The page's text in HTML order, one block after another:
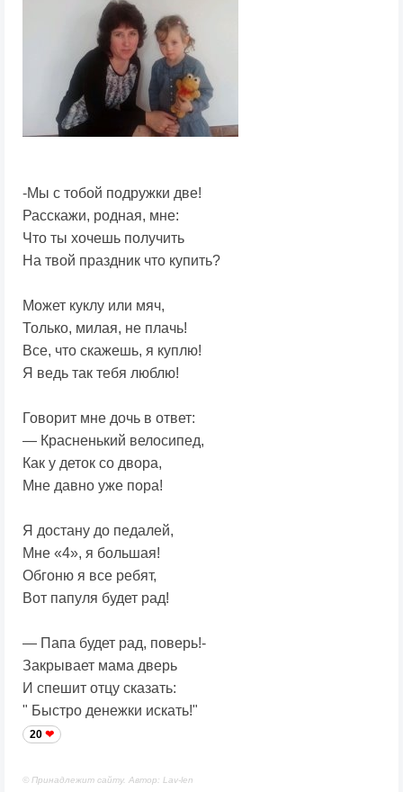
-Мы с тобой подружки две!
Расскажи, родная, мне:
Что ты хочешь получить
На твой праздник что купить?
Может куклу или мяч,
Только, милая, не плачь!
Все, что скажешь, я куплю!
Я ведь так тебя люблю!
Говорит мне дочь в ответ:
— Красненький велосипед,
Как у деток со двора,
Мне давно уже пора!
Я достану до педалей,
Мне «4», я большая!
Обгоню я все ребят,
Вот папуля будет рад!
— Папа будет рад, поверь!-
Закрывает мама дверь
И спешит отцу сказать:
" Быстро денежки искать!"
20
© Принадлежит сайту. Автор: Lav-len